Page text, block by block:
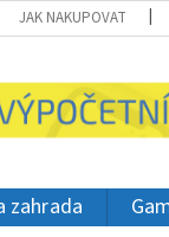
JAK NAKUPOVAT
zahrada